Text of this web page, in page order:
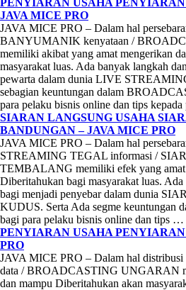
PENYIARAN USAHA
JAVA MICE PRO
JAVA MICE PRO – Dalam hal
BANYUMANIK kenyataan /
memiliki akibat yang amat mengerikan
masyarakat luas. Ada banyak langkah
pewarta dalam dunia LIVE
sebagian keuntungan dalam
para pelaku bisnis online dan tips
SIARAN LANGSUNG USAHA
BANDUNGAN – JAVA MICE PRO
JAVA MICE PRO – Dalam hal
STREAMING TEGAL informasi /
TEMBALANG memiliki efek yang amat
Diberitahukan bagi masyarakat luas.
bagi menjadi penyebar dalam dunia
KUDUS. Serta Ada segme
bagi para pelaku bisnis online dan tips …
PENYIARAN USAHA
PRO
JAVA MICE PRO – Dalam hal distribusi
data / BROADCASTING UNGARAN
dan mampu Diberitahukan akan